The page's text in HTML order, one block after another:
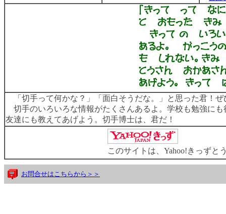
「切手って何かな？」「面白そうだな。」と思った君！ぜ
切手のいろいろな情報がたくさんあるよ。学校も勉強に
友達にも教えてあげよう。切手博士は、君だ！
このサイトは、Yahoo!きっずと
お問合せはこちらから＞＞